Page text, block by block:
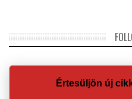
Értesüljön új